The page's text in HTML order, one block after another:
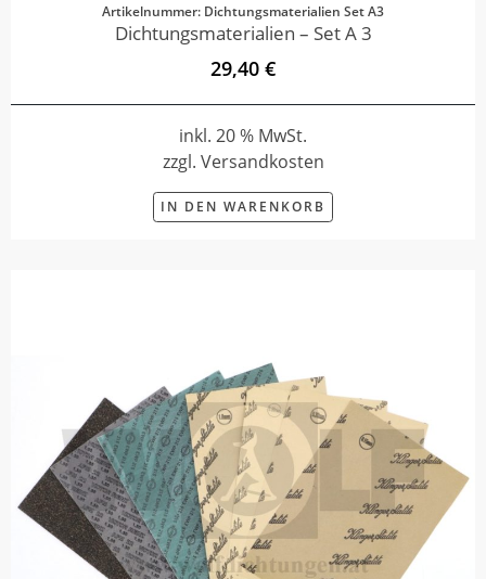
Artikelnummer: Dichtungsmaterialien Set A3
Dichtungsmaterialien – Set A 3
29,40 €
inkl. 20 % MwSt.
zzgl. Versandkosten
IN DEN WARENKORB